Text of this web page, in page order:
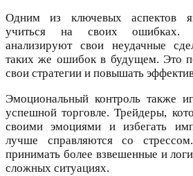
Одним из ключевых аспектов
учиться на своих ошибках.
анализируют свои неудачные
таких же ошибок в будущем. Это
свои стратегии и повышать
Эмоциональный контроль также
успешной торговле. Трейдеры,
своими эмоциями и избегать
лучше справляются со
принимать более взвешенные и
сложных ситуациях.